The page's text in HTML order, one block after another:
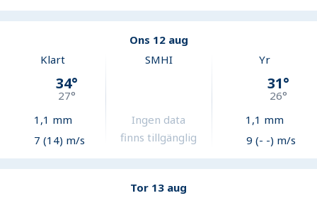
Ons 12 aug
Klart
34°
27°
1,1 mm
7 (14) m/s
SMHI
Ingen data
finns tillgänglig
Yr
31°
26°
1,1 mm
9 (- -) m/s
Tor 13 aug